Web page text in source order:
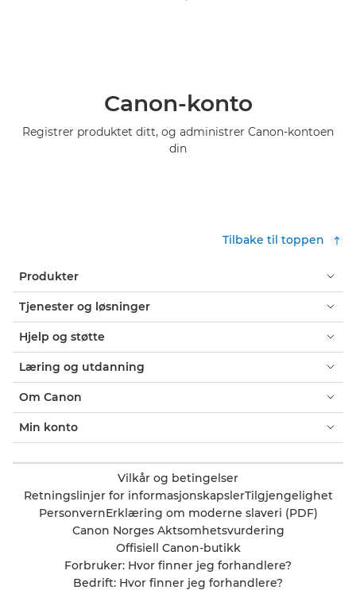
Canon-konto
Registrer produktet ditt, og administrer Canon-kontoen
din
Tilbake til toppen
Produkter
Tjenester og løsninger
Hjelp og støtte
Læring og utdanning
Om Canon
Min konto
Vilkår og betingelser
Retningslinjer for informasjonskapslerTilgjengelighet
PersonvernErklæring om moderne slaveri (PDF)
Canon Norges Aktsomhetsvurdering
Offisiell Canon-butikk
Forbruker: Hvor finner jeg forhandlere?
Bedrift: Hvor finner jeg forhandlere?